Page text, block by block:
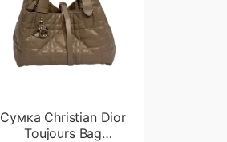
Сумка Christian Dior
Toujours Bag